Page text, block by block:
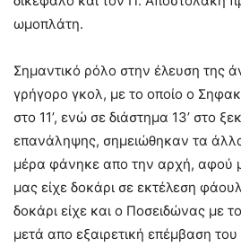
ωμοπλάτη.
Σημαντικό ρόλο στην έλευση της
γρήγορο γκολ, με το οποίο ο
στο 11’, ενώ σε διάστημα 13’ στο
επανάληψης, σημειώθηκαν τα
μέρα φάνηκε απο την αρχή, αφού
μας είχε δοκάρι σε εκτέλεση
δοκάρι είχε και ο Ποσειδώνας με
μετά απο εξαιρετική επέμβαση